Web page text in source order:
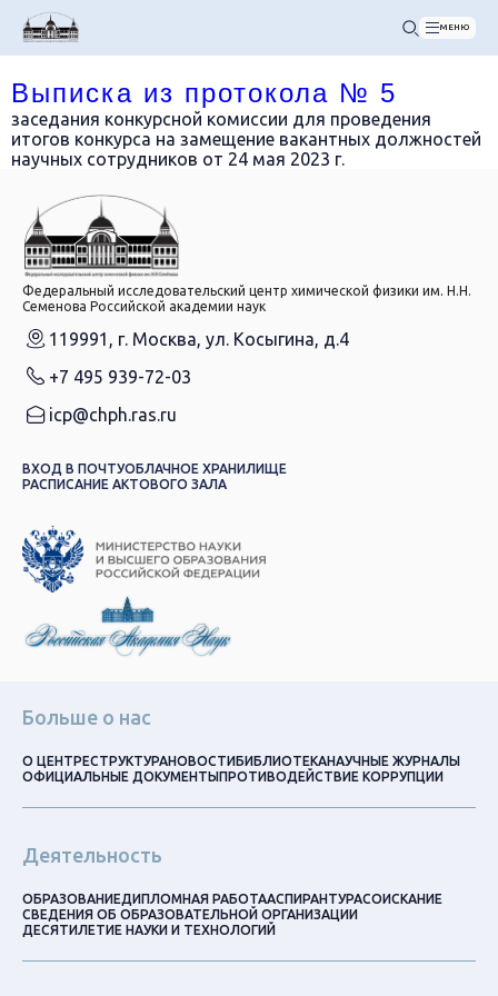
МЕНЮ
Выписка из протокола № 5
заседания конкурсной комиссии для проведения
итогов конкурса на замещение вакантных должностей
научных сотрудников от 24 мая 2023 г.
Федеральный исследовательский центр химической физики им. Н.Н.
Семенова Российской академии наук
119991, г. Москва, ул. Косыгина, д.4
+7 495 939-72-03
icp@chph.ras.ru
ВХОД В ПОЧТУОБЛАЧНОЕ ХРАНИЛИЩЕ
РАСПИСАНИЕ АКТОВОГО ЗАЛА
Больше о нас
О ЦЕНТРЕСТРУКТУРАНОВОСТИБИБЛИОТЕКАНАУЧНЫЕ ЖУРНАЛЫ
ОФИЦИАЛЬНЫЕ ДОКУМЕНТЫПРОТИВОДЕЙСТВИЕ КОРРУПЦИИ
Деятельность
ОБРАЗОВАНИЕДИПЛОМНАЯ РАБОТААСПИРАНТУРАСОИСКАНИЕ
СВЕДЕНИЯ ОБ ОБРАЗОВАТЕЛЬНОЙ ОРГАНИЗАЦИИ
ДЕСЯТИЛЕТИЕ НАУКИ И ТЕХНОЛОГИЙ